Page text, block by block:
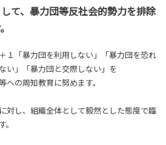
て、暴力団等反社会的勢力を排除
１「暴力団を利用しない」「暴力団を恐れ
い」「暴力団と交際しない」を
の周知教育に努めます。
対し、組織全体として毅然とした態度で臨